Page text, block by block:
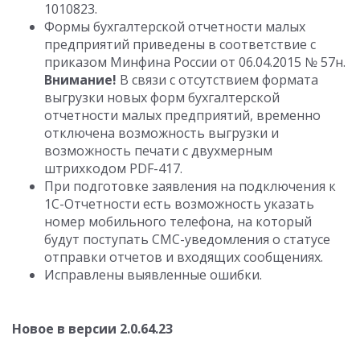
1010823.
Формы бухгалтерской отчетности малых
предприятий приведены в соответствие с
приказом Минфина России от 06.04.2015 № 57н.
Внимание! В связи с отсутствием формата
выгрузки новых форм бухгалтерской
отчетности малых предприятий, временно
отключена возможность выгрузки и
возможность печати с двухмерным
штрихкодом PDF-417.
При подготовке заявления на подключения к
1С-Отчетности есть возможность указать
номер мобильного телефона, на который
будут поступать СМС-уведомления о статусе
отправки отчетов и входящих сообщениях.
Исправлены выявленные ошибки.
Новое в версии 2.0.64.23